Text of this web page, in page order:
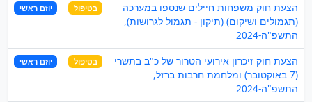
הצעת חוק משפחות חיילים שנספו במערכה
(תגמולים ושיקום) (תיקון - תגמול לגרושות),
התשפ"ה-2024
בטיפול יוזם ראשי
הצעת חוק זיכרון אירועי הטרור של כ"ב בתשרי
(7 באוקטובר) ומלחמת חרבות ברזל,
התשפ"ה-2024
בטיפול יוזם ראשי